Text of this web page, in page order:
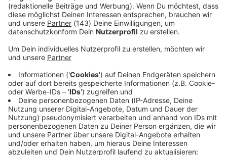
Merch Shop
Im brandneuen ROCK ANTENNE Merchandise Shop bei
Merchandise-Artikeln im exklusiven ROCK ANTENNE
Design. Viel Spaß beim Shoppen!